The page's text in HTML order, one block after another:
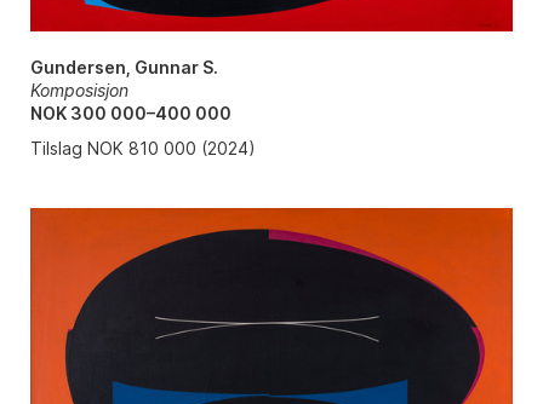
Gundersen, Gunnar S.
Komposisjon
NOK 300 000–400 000
Tilslag NOK 810 000 (2024)